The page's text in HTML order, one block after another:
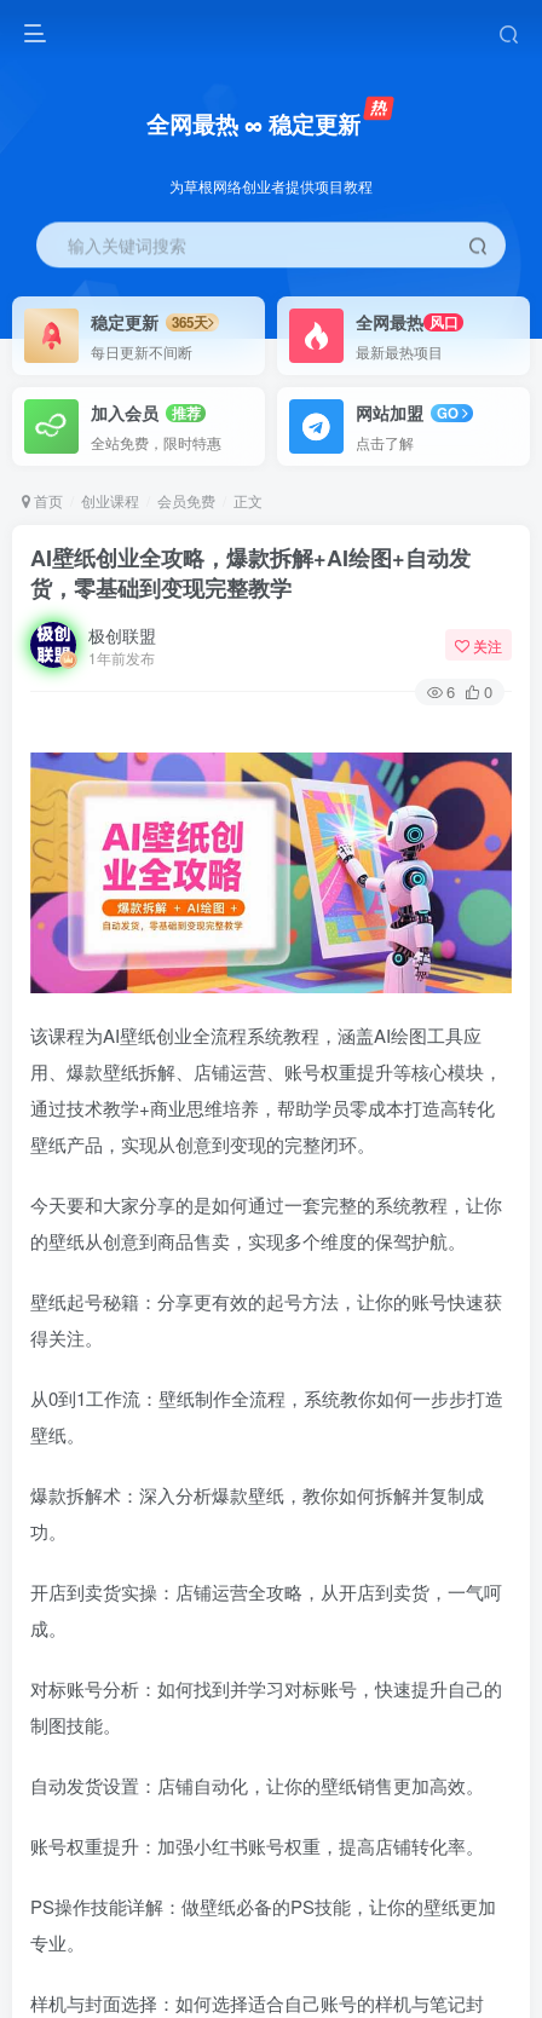
全网最热 ∞ 稳定更新
为草根网络创业者提供项目教程
输入关键词搜索
稳定更新
365天
每日更新不间断
全网最热 风口
最新最热项目
加入会员
推荐
全站免费，限时特惠
网站加盟
GO
点击了解
首页 创业课程 会员免费 正文
AI壁纸创业全攻略，爆款拆解+AI绘图+自动发
货，零基础到变现完整教学
极创联盟
1年前发布
关注
6 0
该课程为AI壁纸创业全流程系统教程，涵盖AI绘图工具应
用、爆款壁纸拆解、店铺运营、账号权重提升等核心模块，
通过技术教学+商业思维培养，帮助学员零成本打造高转化
壁纸产品，实现从创意到变现的完整闭环。
今天要和大家分享的是如何通过一套完整的系统教程，让你
的壁纸从创意到商品售卖，实现多个维度的保驾护航。
壁纸起号秘籍：分享更有效的起号方法，让你的账号快速获
得关注。
从0到1工作流：壁纸制作全流程，系统教你如何一步步打造
壁纸。
爆款拆解术：深入分析爆款壁纸，教你如何拆解并复制成
功。
开店到卖货实操：店铺运营全攻略，从开店到卖货，一气呵
成。
对标账号分析：如何找到并学习对标账号，快速提升自己的
制图技能。
自动发货设置：店铺自动化，让你的壁纸销售更加高效。
账号权重提升：加强小红书账号权重，提高店铺转化率。
PS操作技能详解：做壁纸必备的PS技能，让你的壁纸更加
专业。
样机与封面选择：如何选择适合自己账号的样机与笔记封